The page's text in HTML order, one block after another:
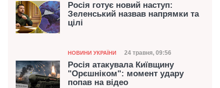
Росія готує новий наступ:
Зеленський назвав напрямки та
цілі
Категорія
НОВИНИ УКРАЇНИ Дата публікації
24 травня, 09:56
Росія атакувала Київщину
"Орєшніком": момент удару
попав на відео